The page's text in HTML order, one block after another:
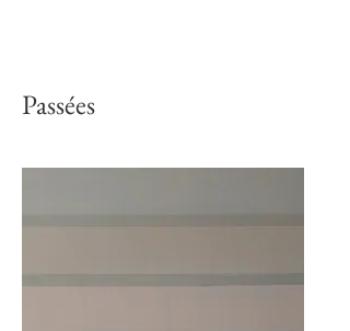
Passées